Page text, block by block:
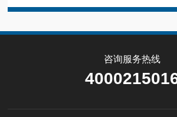
咨询服务热线